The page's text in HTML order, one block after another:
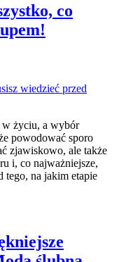
co
w życiu, a wybór
powodować sporo
zjawiskowo, ale także
i, co najważniejsze,
tego, na jakim etapie